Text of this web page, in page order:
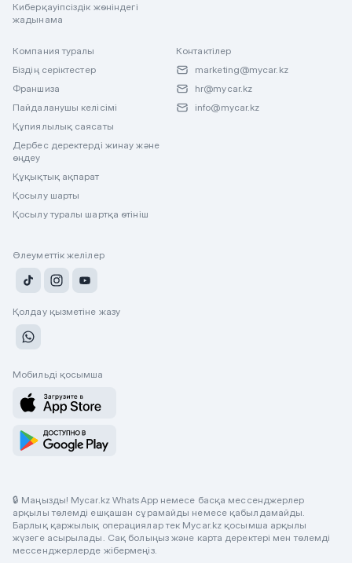
Киберқауіпсіздік жөніндегі
жадынама
Компания туралы
Біздің серіктестер
Франшиза
Пайдаланушы келісімі
Құпиялылық саясаты
Дербес деректерді жинау және
өңдеу
Құқықтық ақпарат
Қосылу шарты
Қосылу туралы шартқа өтініш
Контактілер
marketing@mycar.kz
hr@mycar.kz
info@mycar.kz
Әлеуметтік желілер
Қолдау қызметіне жазу
Мобильді қосымша
🔒 Маңызды! Mycar.kz WhatsApp немесе басқа мессенджерлер
арқылы төлемді ешқашан сұрамайды немесе қабылдамайды.
Барлық қаржылық операциялар тек Mycar.kz қосымша арқылы
жүзеге асырылады. Сақ болыңыз және карта деректері мен төлемді
мессенджерлерде жібермеңіз.